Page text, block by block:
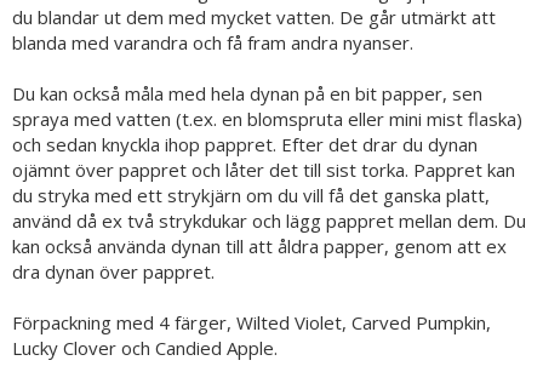
du blandar ut dem med mycket vatten. De går utmärkt att
blanda med varandra och få fram andra nyanser.
Du kan också måla med hela dynan på en bit papper, sen
spraya med vatten (t.ex. en blomspruta eller mini mist flaska)
och sedan knyckla ihop pappret. Efter det drar du dynan
ojämnt över pappret och låter det till sist torka. Pappret kan
du stryka med ett strykjärn om du vill få det ganska platt,
använd då ex två strykdukar och lägg pappret mellan dem. Du
kan också använda dynan till att åldra papper, genom att ex
dra dynan över pappret.
Förpackning med 4 färger, Wilted Violet, Carved Pumpkin,
Lucky Clover och Candied Apple.